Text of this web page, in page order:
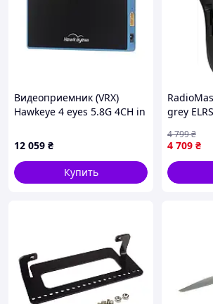
Видеоприемник (VRX)
Hawkeye 4 eyes 5.8G 4CH in
(H4E4)
12 059 ₴
Купить
grey
4 709 ₴
4 799₴